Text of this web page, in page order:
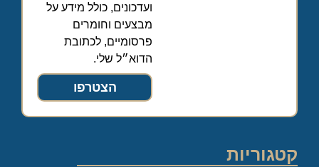
ועדכונים, כולל מידע על
מבצעים וחומרים
פרסומיים, לכתובת
הדוא״ל שלי.
הצטרפו
קטגוריות